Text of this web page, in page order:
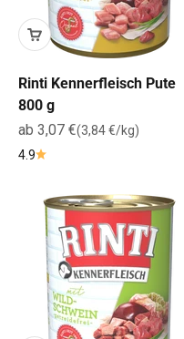
Rinti Kennerfleisch Pute
800 g
Angebot
ab 3,07 €(3,84 €/kg)
4.9